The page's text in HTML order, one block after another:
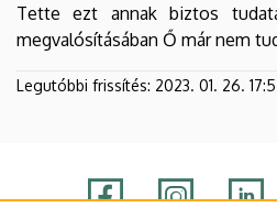
Tette ezt annak biztos
megvalósításában Ő már nem
Legutóbbi frissítés: 2023. 01. 26.